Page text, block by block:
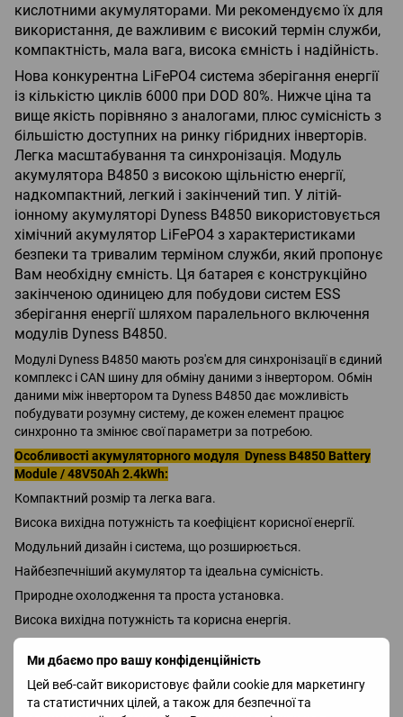
Ми дбаємо про вашу конфіденційність
Цей веб-сайт використовує файли cookie для маркетингу
та статистичних цілей, а також для безпечної та
кислотними акумуляторами. Ми рекомендуємо їх для
використання, де важливим є високий термін служби,
компактність, мала вага, висока ємність і надійність.
Нова конкурентна LiFePO4 система зберігання енергії
із кількістю циклів 6000 при DOD 80%. Нижче ціна та
вище якість порівняно з аналогами, плюс сумісність з
більшістю доступних на ринку гібридних інверторів.
Легка масштабування та синхронізація. Модуль
акумулятора B4850 з високою щільністю енергії,
надкомпактний, легкий і закінчений тип. У літій-
іонному акумуляторі Dyness B4850 використовується
хімічний акумулятор LiFePO4 з характеристиками
безпеки та тривалим терміном служби, який пропонує
Вам необхідну ємність. Ця батарея є конструкційно
закінченою одиницею для побудови систем ESS
зберігання енергії шляхом паралельного включення
модулів Dyness B4850.
Модулі Dyness B4850 мають роз'єм для синхронізації в єдиний
комплекс і CAN шину для обміну даними з інвертором. Обмін
даними між інвертором та Dyness B4850 дає можливість
побудувати розумну систему, де кожен елемент працює
синхронно та змінює свої параметри за потребою.
Особливості акумуляторного модуля Dyness B4850 Battery
Module / 48V50Ah 2.4kWh:
Компактний розмір та легка вага.
Висока вихідна потужність та коефіцієнт корисної енергії.
Модульний дизайн і система, що розширюється.
Найбезпечніший акумулятор та ідеальна сумісність.
Природне охолодження та проста установка.
Висока вихідна потужність та корисна енергія.
Збільшений термін служби – 6000 циклів, 20 років
розрахункового терміну служби.
Ступінь захисту IP22,
Сертифікація TUV, (сертифікат TUV IEC62040-1: 2017 виданий у